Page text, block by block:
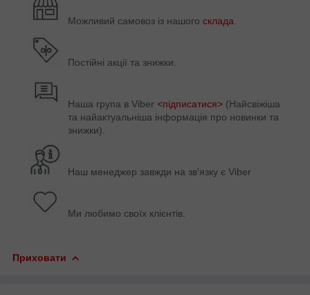
Можливий самовоз із нашого склада
Постійні акції та знижки.
Наша група в Viber <підписатися> (Найсвіжіша
та найактуальніша інформація про новинки та
знижки).
Наш менеджер завжди на зв'язку є Viber
Ми любимо своїх клієнтів.
Приховати